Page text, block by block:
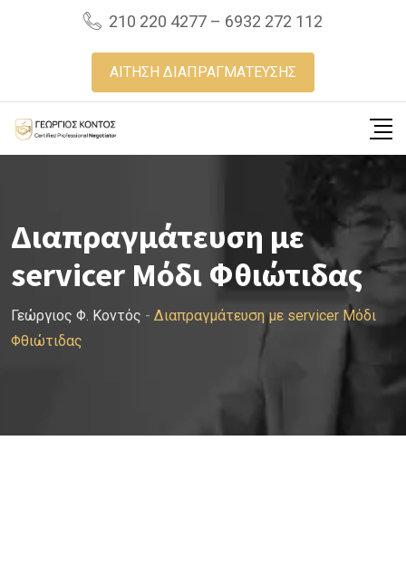
210 220 4277 – 6932 272 112
ΑΙΤΗΣΗ ΔΙΑΠΡΑΓΜΑΤΕΥΣΗΣ
Διαπραγμάτευση με
servicer Μόδι Φθιώτιδας
Γεώργιος Φ. Κοντός - Διαπραγμάτευση με servicer Μόδι
Φθιώτιδας